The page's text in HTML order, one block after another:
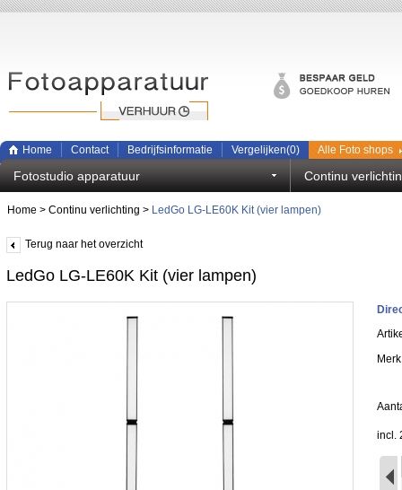
Home Contact Bedrijfsinformatie Vergelijken(0) Alle Foto shops
Fotostudio apparatuur Continu
Home > Continu verlichting > LedGo LG-LE60K Kit (vier lampen)
Terug naar het overzicht
LedGo LG-LE60K Kit (vier lampen)
incl.